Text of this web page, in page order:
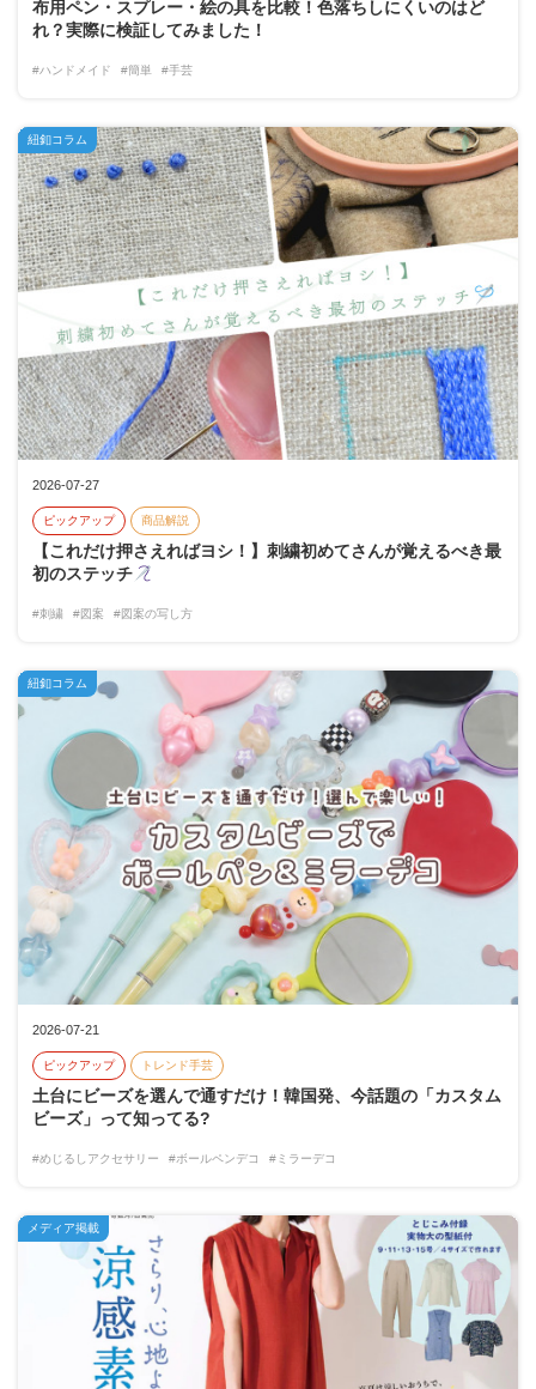
布用ペン・スプレー・絵の具を比較！色落ちしにくいのはど
れ？実際に検証してみました！
#ハンドメイド #簡単 #手芸
2026-07-27
ピックアップ 商品解説
【これだけ押さえればヨシ！】刺繍初めてさんが覚えるべき最
初のステッチ
#刺繍 #図案 #図案の写し方
紐釦コラム
2026-07-21
ピックアップ トレンド手芸
土台にビーズを選んで通すだけ！韓国発、今話題の「カスタム
ビーズ」って知ってる?
#めじるしアクセサリー #ボールペンデコ #ミラーデコ
紐釦コラム
メディア掲載